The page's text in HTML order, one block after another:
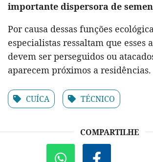
importante dispersora de
Por causa dessas funções
especialistas ressaltam que esses
devem ser perseguidos ou
aparecem próximos a residências.
CUÍCA TÉCNICO
COMPARTILHE